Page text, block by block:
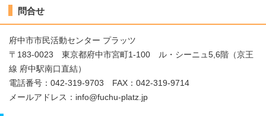
問合せ
府中市市民活動センター プラッツ
〒183-0023 東京都府中市宮町1-100 ル・シーニュ5,6階（京王
線 府中駅南口直結）
電話番号：042-319-9703 FAX：042-319-9714
メールアドレス：info@fuchu-platz.jp